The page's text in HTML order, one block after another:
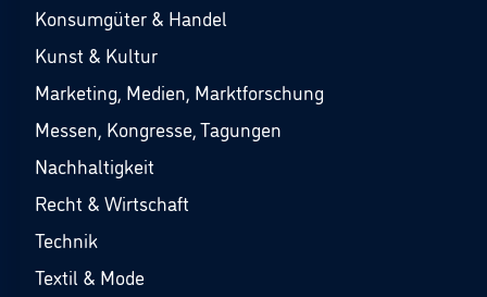
Konsumgüter & Handel
Kunst & Kultur
Marketing, Medien, Marktforschung
Messen, Kongresse, Tagungen
Nachhaltigkeit
Recht & Wirtschaft
Technik
Textil & Mode